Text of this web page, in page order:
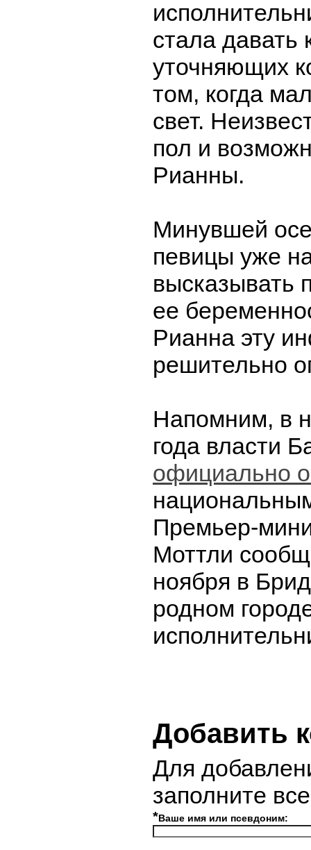
стала давать
уточняющих
том, когда
свет.
пол и
Рианны.
Минувшей
певицы уже
высказывать
ее
Рианна эту
решительно
Напомним, в
года власти
официально
Премьер-
Моттли
ноября в
родном
Добавить
Для
заполните
*Ваше имя или псевдоним: